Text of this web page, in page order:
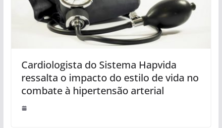
Cardiologista do Sistema Hapvida
ressalta o impacto do estilo de vida no
combate à hipertensão arterial